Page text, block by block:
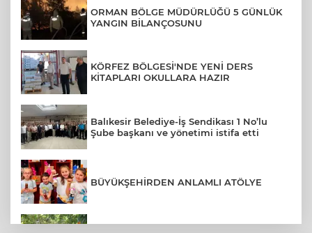
ORMAN BÖLGE MÜDÜRLÜĞÜ 5 GÜNLÜK
YANGIN BİLANÇOSUNU
KÖRFEZ BÖLGESİ'NDE YENİ DERS
KİTAPLARI OKULLARA HAZIR
Balıkesir Belediye-İş Sendikası 1 No’lu
Şube başkanı ve yönetimi istifa etti
BÜYÜKŞEHİRDEN ANLAMLI ATÖLYE